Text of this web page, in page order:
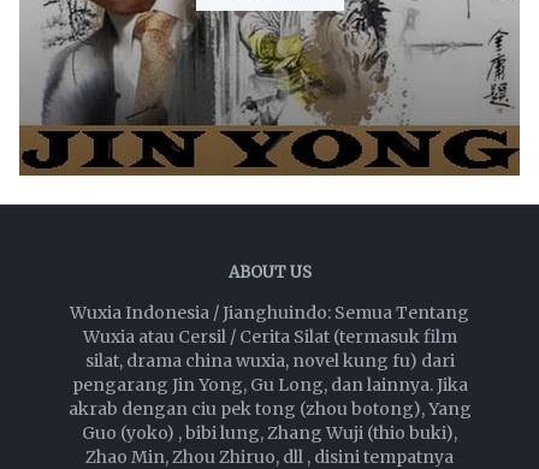
ABOUT US
Wuxia Indonesia / Jianghuindo: Semua Tentang
Wuxia atau Cersil / Cerita Silat (termasuk film
silat, drama china wuxia, novel kung fu) dari
pengarang Jin Yong, Gu Long, dan lainnya. Jika
akrab dengan ciu pek tong (zhou botong), Yang
Guo (yoko) , bibi lung, Zhang Wuji (thio buki),
Zhao Min, Zhou Zhiruo, dll , disini tempatnya